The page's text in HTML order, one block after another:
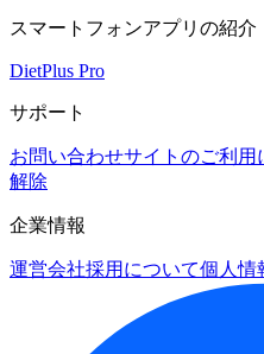
スマートフォンアプリの紹介
DietPlus Pro
サポート
お問い合わせサイトのご利用
解除
企業情報
運営会社採用について個人情